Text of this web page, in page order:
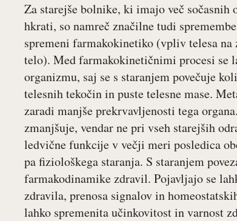
Za starejše bolnike, ki imajo več
hkrati, so namreč značilne tudi
spremeni farmakokinetiko (vpliv telesa
telo). Med farmakokinetičnimi procesi se
organizmu, saj se s staranjem povečuje
telesnih tekočin in puste telesne mase.
zaradi manjše prekrvavljenosti tega
zmanjšuje, vendar ne pri vseh starejših
ledvične funkcije v večji meri posledica
pa fiziološkega staranja. S staranjem
farmakodinamike zdravil. Pojavljajo se
zdravila, prenosa signalov in
lahko spremenita učinkovitost in varnost